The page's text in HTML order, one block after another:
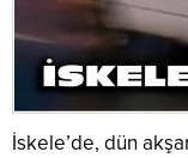
İskele’de, dün